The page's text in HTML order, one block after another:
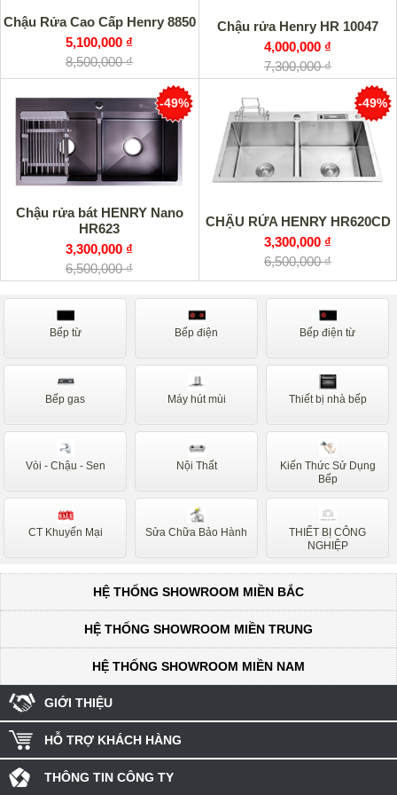
Chậu Rửa Cao Cấp Henry 8850
5,100,000 ₫
8,500,000 ₫
Chậu rửa Henry HR 10047
4,000,000 ₫
7,300,000 ₫
Chậu rửa bát HENRY Nano
HR623
3,300,000 ₫
6,500,000 ₫
-49%
CHẬU RỬA HENRY HR620CD
3,300,000 ₫
6,500,000 ₫
-49%
Bếp từ Bếp điện Bếp điện từ
Bếp gas Máy hút mùi Thiết bị nhà bếp
Vòi - Chậu - Sen Nội Thất
Kiến Thức Sử Dụng
Bếp
CT Khuyến Mại Sửa Chữa Bảo Hành
THIẾT BỊ CÔNG
NGHIỆP
HỆ THỐNG SHOWROOM MIỀN BẮC
HỆ THỐNG SHOWROOM MIỀN TRUNG
HỆ THỐNG SHOWROOM MIỀN NAM
GIỚI THIỆU
HỖ TRỢ KHÁCH HÀNG
THÔNG TIN CÔNG TY